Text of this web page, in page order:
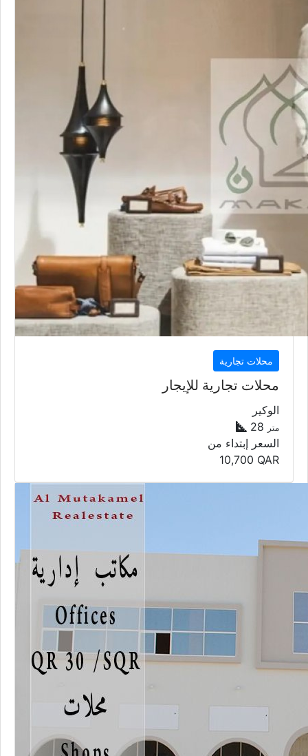
محلات تجارية
محلات تجارية للإيجار
الوكير
28
السعر إبتداء من
10,700QAR
محلات تجارية
محلات تجارية للإيجار